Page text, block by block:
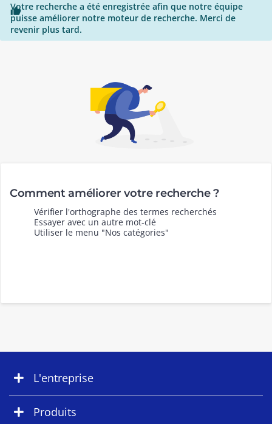

Votre recherche a été enregistrée afin que notre équipe
puisse améliorer notre moteur de recherche. Merci de
revenir plus tard.
Comment améliorer votre recherche ?
Vérifier l'orthographe des termes recherchés
Essayer avec un autre mot-clé
Utiliser le menu "Nos catégories"
L'entreprise
Produits